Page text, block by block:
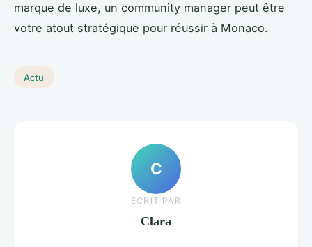
marque de luxe, un community manager peut être
votre atout stratégique pour réussir à Monaco.
Actu
C
ECRIT PAR
Clara